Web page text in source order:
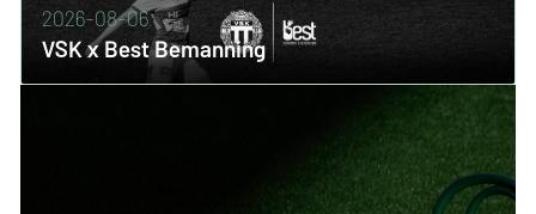
2026-08-06
VSK x Best Bemanning